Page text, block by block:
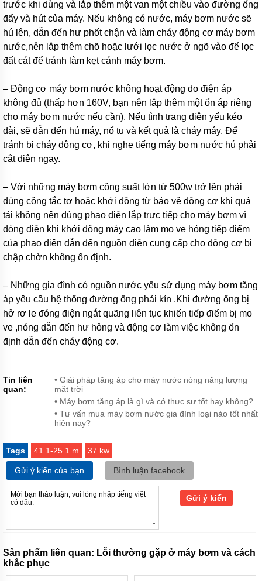
Máy
bơm
PENTAX
-
Italy
Máy
bơm
MATRA
italy
Máy
bơm
SEALAND
Máy
bơm
WILO
-
Quốc
HANIL
-
Hàn
Quốc
Máy
bơm
Japan
Japan
Máy
PANASONIC
-
Inđô
Inđô
Máy
trước khi dùng và lắp thêm một van một chiều vào đường ống
đẩy và hút của máy. Nếu không có nước, máy bơm nước sẽ
hú lên, dẫn đến hư phốt chận và làm cháy động cơ máy bơm
nước,nên lắp thêm chõ hoặc lưới lọc nước ở ngõ vào để lọc
đất cát để tránh làm kẹt cánh máy bơm.
– Động cơ máy bơm nước không hoạt động do điện áp
không đủ (thấp hơn 160V, bạn nên lắp thêm một ổn áp riêng
cho máy bơm nước nếu cần). Nếu tình trạng điện yếu kéo
dài, sẽ dẫn đến hú máy, nổ tụ và kết quả là cháy máy. Để
tránh bị cháy động cơ, khi nghe tiếng máy bơm nước hú phải
cắt điện ngay.
– Với những máy bơm công suất lớn từ 500w trở lên phải
dùng công tắc tơ hoặc khởi động từ bảo vệ động cơ khi quá
tải không nên dùng phao điện lắp trực tiếp cho máy bơm vì
dòng điện khi khởi động máy cao làm mo ve hỏng tiếp điểm
của phao điện dẫn đến nguồn điện cung cấp cho động cơ bị
chập chờn không ổn định.
– Những gia đình có nguồn nước yếu sử dụng máy bơm tăng
áp yêu cầu hệ thống đường ống phải kín .Khi đường ống bị
hở rơ le đóng điện ngắt quãng liên tục khiến tiếp điểm bị mo
ve ,nóng dẫn đến hư hỏng và động cơ làm việc không ổn
định dẫn đến cháy động cơ.
Tin liên
quan:
• Giải pháp tăng áp cho máy nước nóng năng lượng
mặt trời
• Máy bơm tăng áp là gì và có thực sự tốt hay không?
• Tư vấn mua máy bơm nước gia đình loại nào tốt nhất
hiện nay?
Tags 41.1-25.1 m 37 kw
Gửi ý kiến của bạn Bình luận facebook
Gửi ý kiến
Sản phẩm liên quan: Lỗi thường gặp ở máy bơm và cách
khắc phục